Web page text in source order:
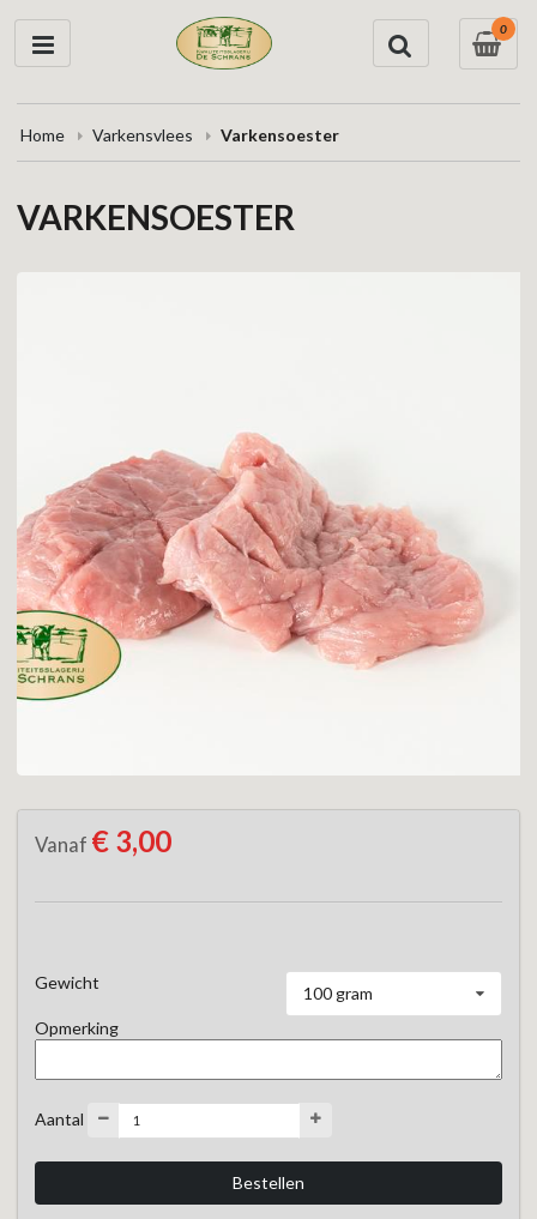
0
Home Varkensvlees Varkensoester
VARKENSOESTER
Vanaf € 3,00
Gewicht
100 gram
Opmerking
Aantal